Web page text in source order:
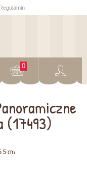
Regulamin
0
(17493)
cm